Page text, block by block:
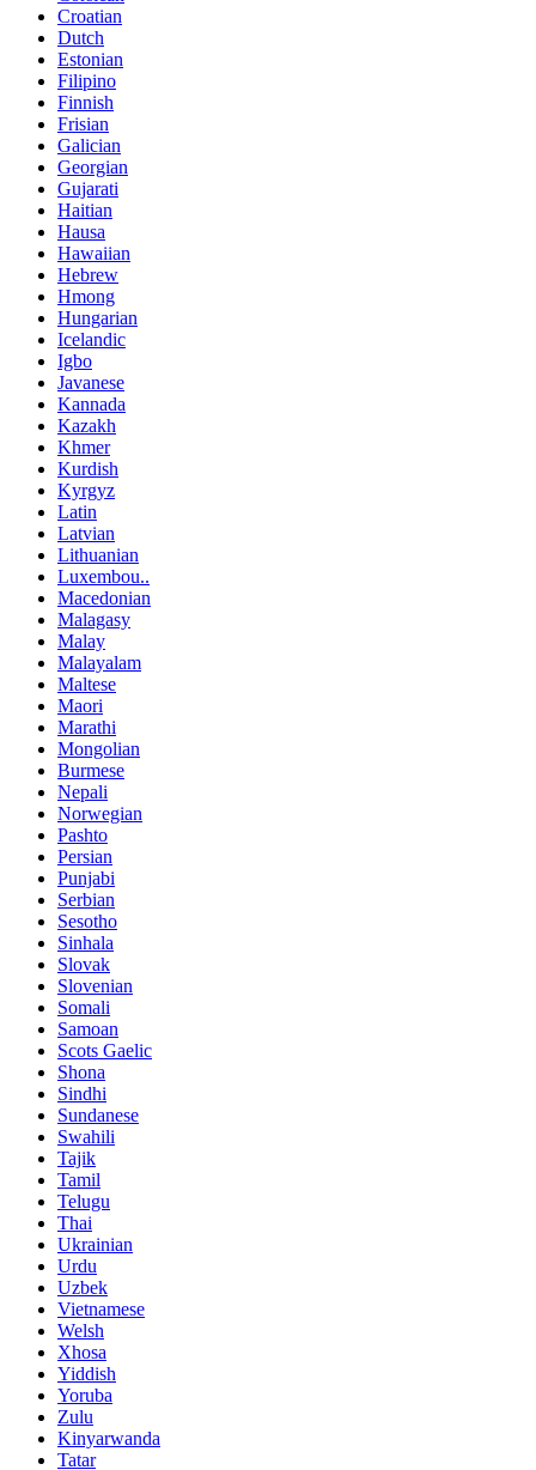
Croatian
Dutch
Estonian
Filipino
Finnish
Frisian
Galician
Georgian
Gujarati
Haitian
Hausa
Hawaiian
Hebrew
Hmong
Hungarian
Icelandic
Igbo
Javanese
Kannada
Kazakh
Khmer
Kurdish
Kyrgyz
Latin
Latvian
Lithuanian
Luxembou..
Macedonian
Malagasy
Malay
Malayalam
Maltese
Maori
Marathi
Mongolian
Burmese
Nepali
Norwegian
Pashto
Persian
Punjabi
Serbian
Sesotho
Sinhala
Slovak
Slovenian
Somali
Samoan
Scots Gaelic
Shona
Sindhi
Sundanese
Swahili
Tajik
Tamil
Telugu
Thai
Ukrainian
Urdu
Uzbek
Vietnamese
Welsh
Xhosa
Yiddish
Yoruba
Zulu
Kinyarwanda
Tatar